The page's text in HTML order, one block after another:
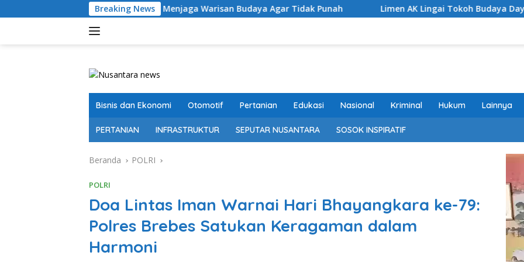
ke
Breaking News
Junghi Suhardi: Menjaga Warisan Budaya Agar Tidak Punah Limen AK Lingai Tokoh Budaya Dayak Bidayuh Raih
Bisnis dan Ekonomi Otomotif Pertanian Edukasi Nasional Kriminal Hukum Lainnya
PERTANIAN INFRASTRUKTUR SEPUTAR NUSANTARA SOSOK INSPIRATIF
Beranda POLRI
POLRI
Doa Lintas Iman Warnai Hari Bhayangkara ke-79:
Polres Brebes Satukan Keragaman dalam
Harmoni